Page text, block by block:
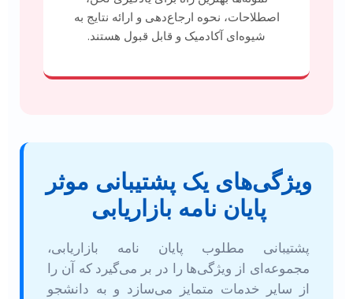
اصطلاحات، نحوه ارجاع‌دهی و ارائه نتایج به
شیوه‌ای آکادمیک و قابل قبول هستند.
ویژگی‌های یک پشتیبانی موثر
پایان نامه بازاریابی
پشتیبانی مطلوب پایان نامه بازاریابی،
مجموعه‌ای از ویژگی‌ها را در بر می‌گیرد که آن را
از سایر خدمات متمایز می‌سازد و به دانشجو